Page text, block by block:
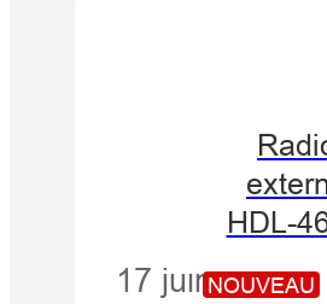
HDL-
NOUVEAU
17 juin 2020